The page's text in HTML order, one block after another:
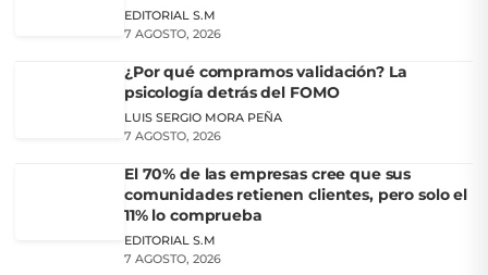
EDITORIAL S.M
7 AGOSTO, 2026
¿Por qué compramos validación? La
psicología detrás del FOMO
LUIS SERGIO MORA PEÑA
7 AGOSTO, 2026
El 70% de las empresas cree que sus
comunidades retienen clientes, pero solo el
11% lo comprueba
EDITORIAL S.M
7 AGOSTO, 2026